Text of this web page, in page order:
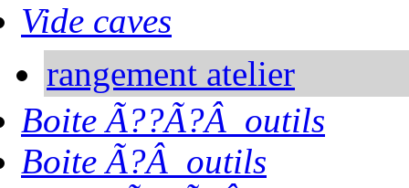
Vide caves
rangement atelier
Boite Ã??Ã?Â outils
Boite Ã?Â outils